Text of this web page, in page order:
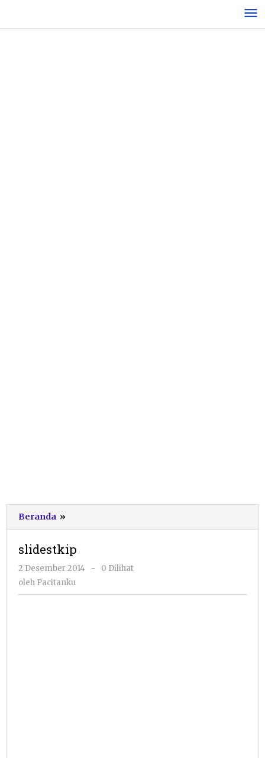
konten
Beranda »
slidestkip
2 Desember 2014
oleh
-
0 Dilihat
oleh Pacitanku